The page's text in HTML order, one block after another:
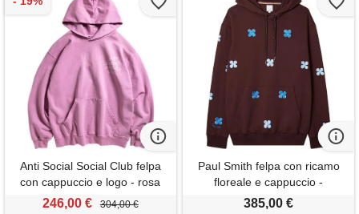
Anti Social Social Club felpa
con cappuccio e logo - rosa
246,00 € 304,00 €
Paul Smith felpa con ricamo
floreale e cappuccio -
marrone
385,00 €